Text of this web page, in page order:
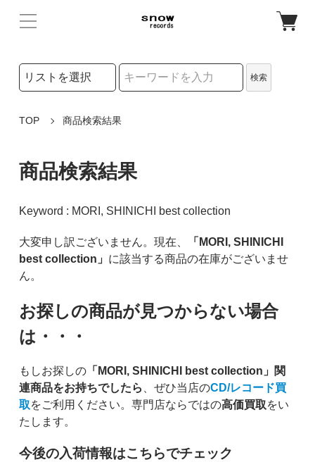
検索リストの選択
検索
TOP 商品検索結果
商品検索結果
Keyword : MORI, SHINICHI best collection
大変申し訳ございません。現在、
「MORI, SHINICHI
best collection」 に該当する商品の在庫がございませ
ん。
お探しの商品が見つからない場合
は・・・
もしお探しの「MORI, SHINICHI best collection」関
連商品をお持ちでしたら 、ぜひ当店のCD/レコード買
取をご利用ください。専門店ならではの高価買取をい
たします。
今後の入荷情報はこちらでチェック